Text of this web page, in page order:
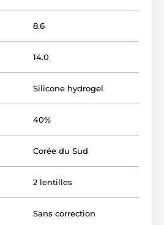
8.6
14.0
Silicone hydrogel
40%
Corée du Sud
2 lentilles
Sans correction